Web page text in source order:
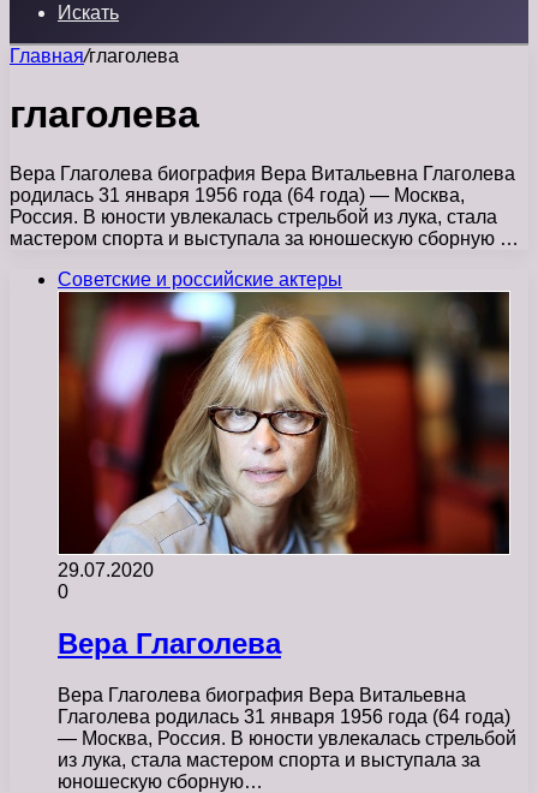
Искать
Главная/глаголева
глаголева
Вера Глаголева биография Вера Витальевна Глаголева
родилась 31 января 1956 года (64 года) — Москва,
Россия. В юности увлекалась стрельбой из лука, стала
мастером спорта и выступала за юношескую сборную …
Советские и российские актеры
29.07.2020
0
Вера Глаголева
Вера Глаголева биография Вера Витальевна
Глаголева родилась 31 января 1956 года (64 года)
— Москва, Россия. В юности увлекалась стрельбой
из лука, стала мастером спорта и выступала за
юношескую сборную…